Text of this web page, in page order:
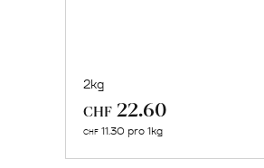
2kg
CHF 22.60
CHF 11.30 pro 1kg
Olivenöl